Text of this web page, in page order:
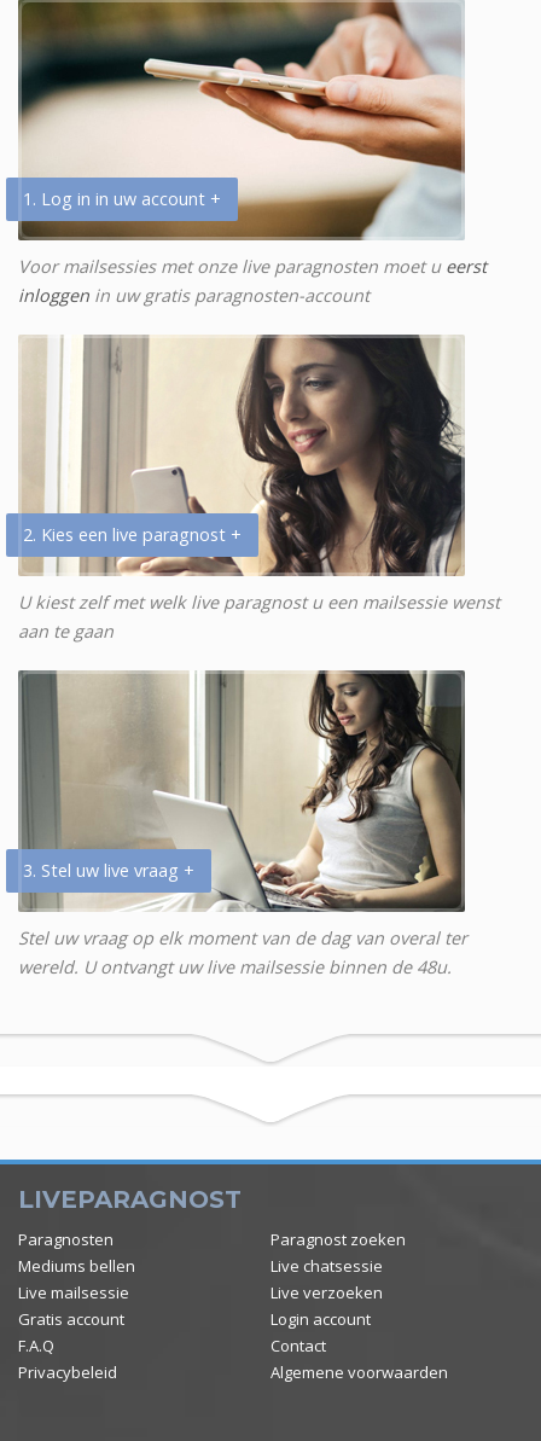
1. Log in in uw account +
Voor mailsessies met onze live paragnosten moet u eerst
inloggen in uw gratis paragnosten-account
2. Kies een live paragnost +
U kiest zelf met welk live paragnost u een mailsessie wenst
aan te gaan
3. Stel uw live vraag +
Stel uw vraag op elk moment van de dag van overal ter
wereld. U ontvangt uw live mailsessie binnen de 48u.
LIVEPARAGNOST
Paragnosten
Paragnost zoeken
Mediums bellen
Live chatsessie
Live mailsessie
Live verzoeken
Gratis account
Login account
F.A.Q
Contact
Privacybeleid
Algemene voorwaarden